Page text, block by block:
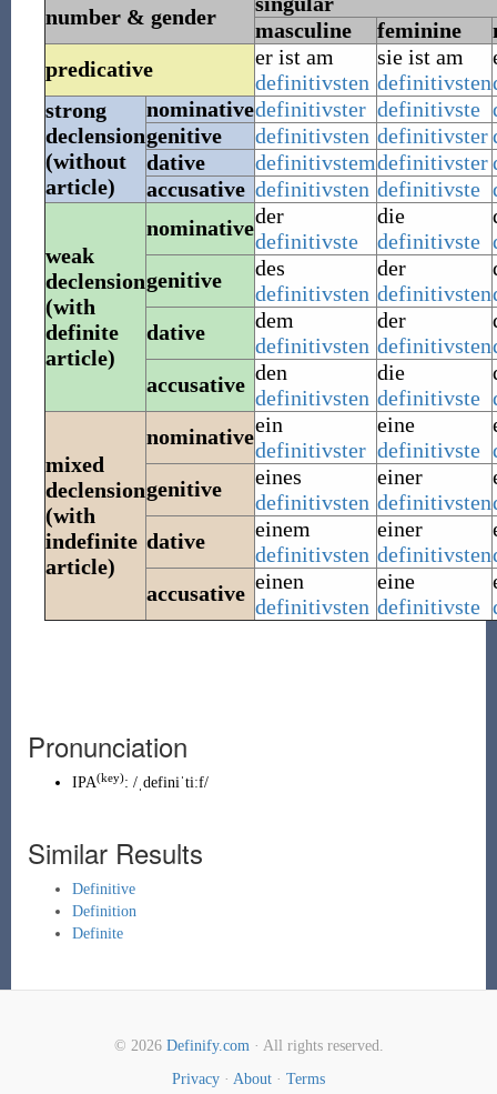
number & gender
masculine
feminine
predicative
er ist am
definitivsten
sie ist am
definitivsten
strong
declension
(without
article)
nominativedefinitivster definitivste
genitive
definitivsten definitivster
dative
definitivstemdefinitivster
accusative definitivsten definitivste
weak
declension
(with
definite
article)
nominativeder
definitivste
die
definitivste
genitive
des
definitivsten
der
definitivsten
dative
dem
definitivsten
der
definitivsten
accusative den
definitivsten
die
definitivste
mixed
declension
(with
indefinite
article)
nominativeein
definitivster
eine
definitivste
genitive
eines
definitivsten
einer
definitivsten
dative
einem
definitivsten
einer
definitivsten
accusative einen
definitivsten
eine
definitivste
Pronunciation
IPA(key): /ˌdefiniˈtiːf/
Similar Results
Definitive
Definition
Definite
© 2026 Definify.com· All rights reserved.
Privacy · About · Terms